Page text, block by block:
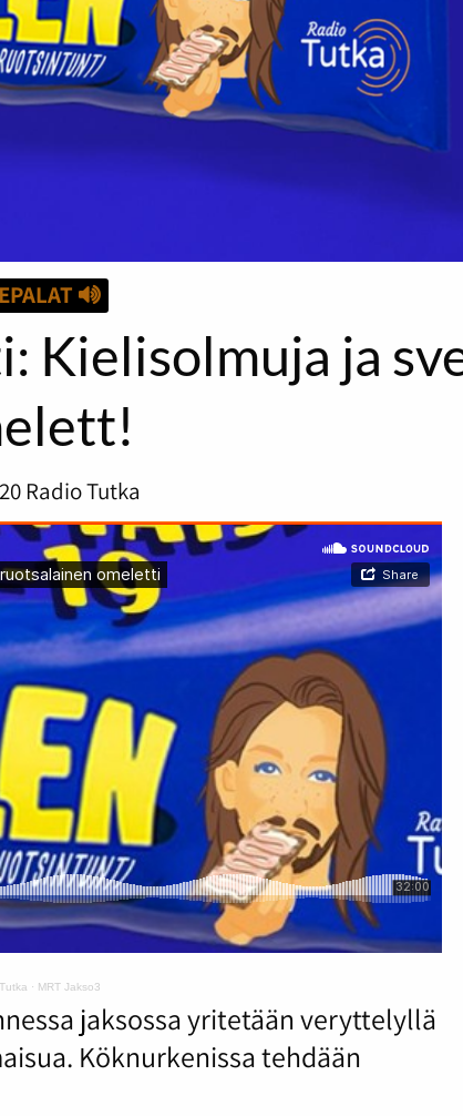
Kielisolmuja ja
Radio Tutka
· MRT Jakso3
jaksossa yritetään veryttelyllä
Köknurkenissa tehdään